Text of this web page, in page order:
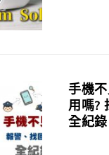
手機
用嗎?
全紀錄